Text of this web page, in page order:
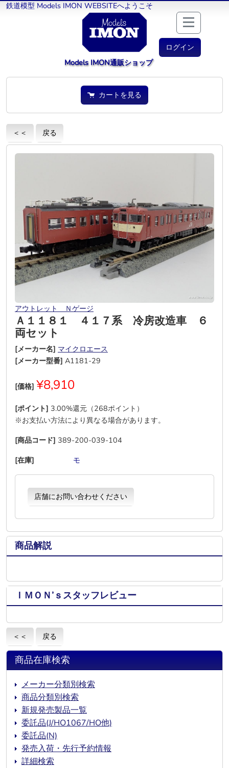
鉄道模型 Models IMON WEBSITEへようこそ
ログイン
Models IMON通販ショップ
カートを見る
＜＜ 戻る
アウトレット Ｎゲージ
Ａ１１８１ ４１７系 冷房改造車 ６
両セット
[メーカー名] マイクロエース
[メーカー型番] A1181-29
[価格] ¥8,910
[ポイント] 3.00%還元（268ポイント）
※お支払い方法により異なる場合があります。
[商品コード] 389-200-039-104
[在庫]
モ
店舗にお問い合わせください
商品解説
ＩＭＯＮ’ｓスタッフレビュー
＜＜ 戻る
商品在庫検索
メーカー分類別検索
商品分類別検索
新規発売製品一覧
委託品(J/HO1067/HO他)
委託品(N)
発売入荷・先行予約情報
詳細検索